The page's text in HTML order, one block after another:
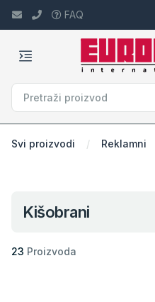
FAQ
Svi proizvodi Reklamni
Kišobrani
23 Proizvoda